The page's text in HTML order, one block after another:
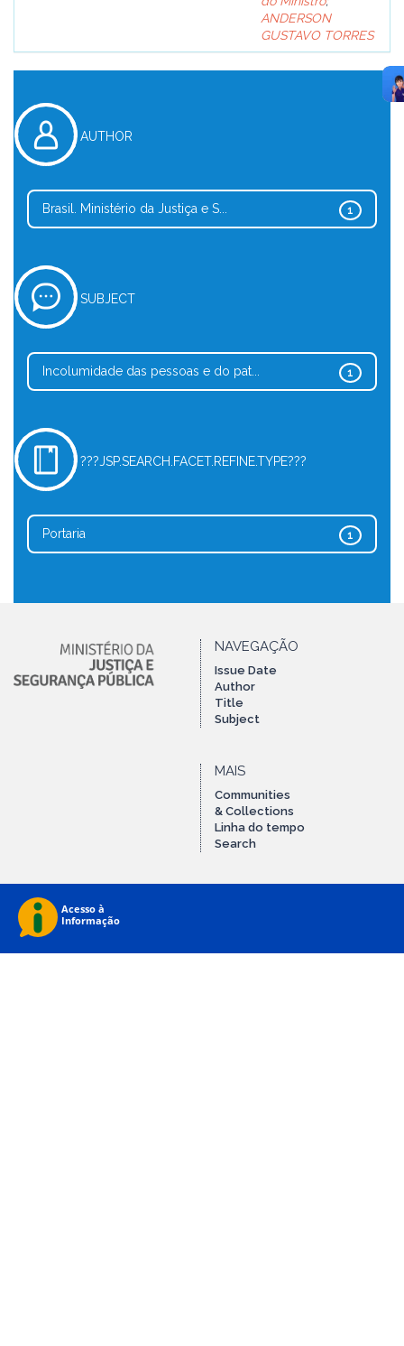
ANDERSON
GUSTAVO TORRES
AUTHOR
1
Brasil. Ministério da Justiça e S...
SUBJECT
1
Incolumidade das pessoas e do pat...
???JSP.SEARCH.FACET.REFINE.TYPE???
1
Portaria
NAVEGAÇÃO
Issue Date
Author
Title
Subject
MAIS
Communities
& Collections
Linha do tempo
Search